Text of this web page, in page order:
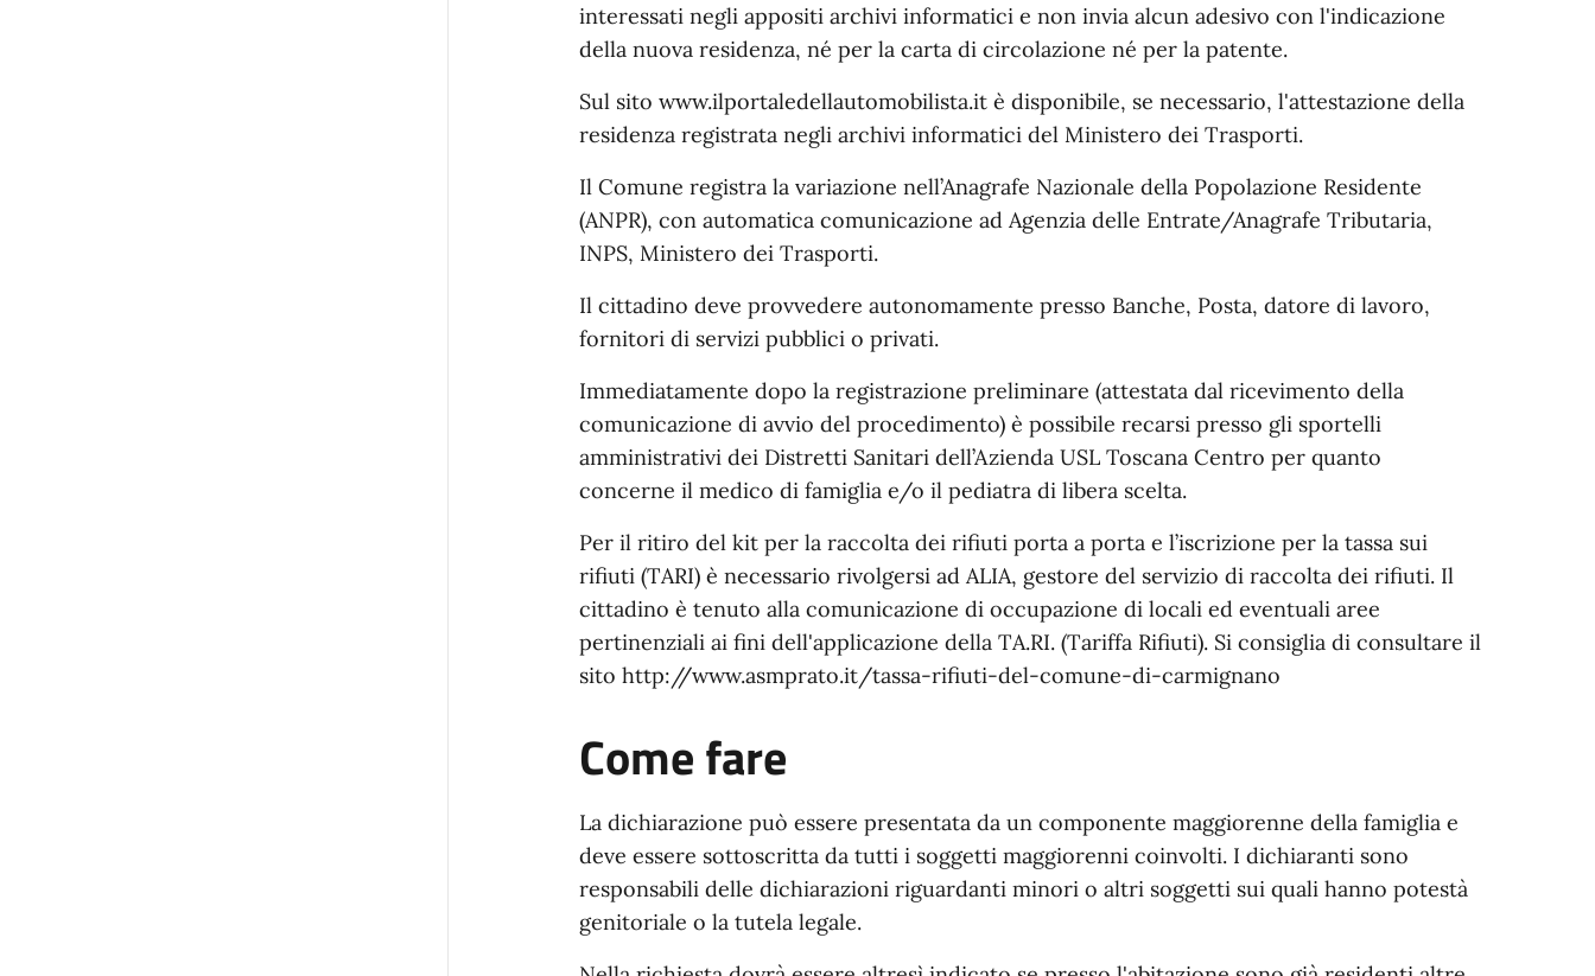
interessati negli appositi archivi informatici e non invia alcun adesivo con l'indicazione
della nuova residenza, né per la carta di circolazione né per la patente.
Sul sito www.ilportaledellautomobilista.it è disponibile, se necessario, l'attestazione della
residenza registrata negli archivi informatici del Ministero dei Trasporti.
Il Comune registra la variazione nell’Anagrafe Nazionale della Popolazione Residente
(ANPR), con automatica comunicazione ad Agenzia delle Entrate/Anagrafe Tributaria,
INPS, Ministero dei Trasporti.
Il cittadino deve provvedere autonomamente presso Banche, Posta, datore di lavoro,
fornitori di servizi pubblici o privati.
Immediatamente dopo la registrazione preliminare (attestata dal ricevimento della
comunicazione di avvio del procedimento) è possibile recarsi presso gli sportelli
amministrativi dei Distretti Sanitari dell’Azienda USL Toscana Centro per quanto
concerne il medico di famiglia e/o il pediatra di libera scelta.
Per il ritiro del kit per la raccolta dei rifiuti porta a porta e l’iscrizione per la tassa sui
rifiuti (TARI) è necessario rivolgersi ad ALIA, gestore del servizio di raccolta dei rifiuti. Il
cittadino è tenuto alla comunicazione di occupazione di locali ed eventuali aree
pertinenziali ai fini dell'applicazione della TA.RI. (Tariffa Rifiuti). Si consiglia di consultare il
sito http://www.asmprato.it/tassa-rifiuti-del-comune-di-carmignano
Come fare
La dichiarazione può essere presentata da un componente maggiorenne della famiglia e
deve essere sottoscritta da tutti i soggetti maggiorenni coinvolti. I dichiaranti sono
responsabili delle dichiarazioni riguardanti minori o altri soggetti sui quali hanno potestà
genitoriale o la tutela legale.